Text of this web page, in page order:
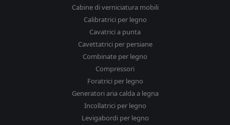
Cabine di verniciatura mobili
Calibratrici per legno
Cavatrici a punta
Cavettatrici per persiane
Combinate per legno
Compressori
Foratrici per legno
Generatori aria calda a legna
Incollatrici per legno
Levigabordi per legno